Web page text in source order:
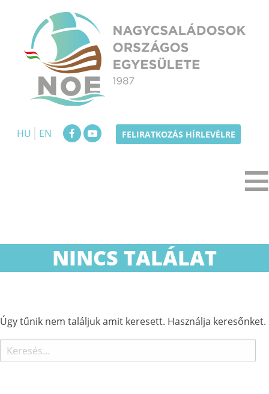
content
HU
EN FELIRATKOZÁS HÍRLEVÉLRE
NINCS TALÁLAT
Úgy tűnik nem találjuk amit keresett. Használja keresőnket.
Keresés: